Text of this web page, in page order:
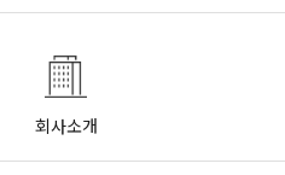
회사소개